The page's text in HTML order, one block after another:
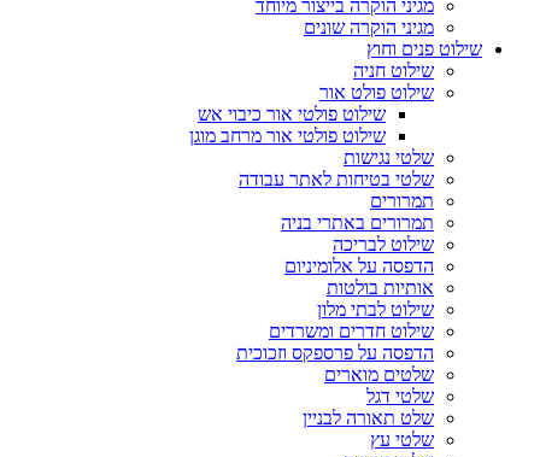
מגיני הוקרה בייצור מיוחד
מגיני הוקרה שונים
שילוט פנים וחוץ
שילוט חניה
שילוט פולט אור
שילוט פולטי אור כיבוי אש
שילוט פולטי אור מרחב מוגן
שלטי נגישות
שלטי בטיחות לאתר עבודה
תמרורים
תמרורים באתרי בניה
שילוט לבריכה
הדפסה על אלומיניום
אותיות בולטות
שילוט לבתי מלון
שילוט חדרים ומשרדים
הדפסה על פרספקס וזכוכית
שלטים מוארים
שלטי דגל
שלט תאורה לבניין
שלטי עץ